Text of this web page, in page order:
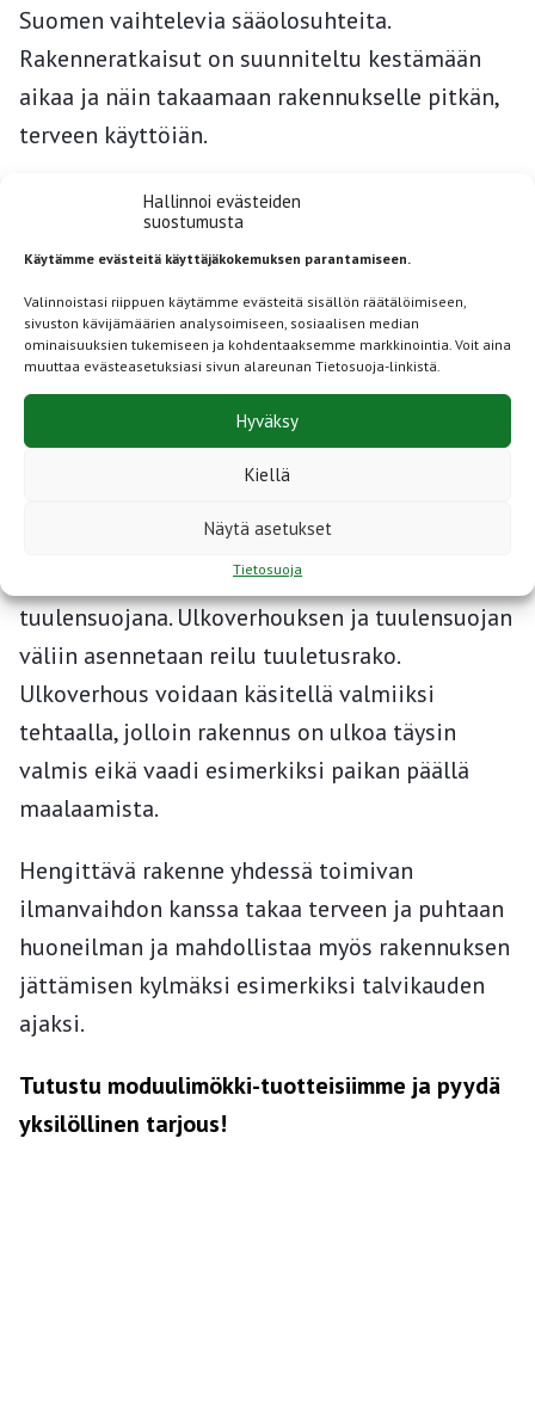
Hallinnoi evästeiden
suostumusta
Käytämme evästeitä käyttäjäkokemuksen parantamiseen.
Valinnoistasi riippuen käytämme evästeitä sisällön räätälöimiseen,
sivuston kävijämäärien analysoimiseen, sosiaalisen median
ominaisuuksien tukemiseen ja kohdentaaksemme markkinointia. Voit aina
muuttaa evästeasetuksiasi sivun alareunan Tietosuoja-linkistä.
Hyväksy
Kiellä
Näytä asetukset
Tietosuoja
Suomen vaihtelevia sääolosuhteita.
Rakenneratkaisut on suunniteltu kestämään
aikaa ja näin takaamaan rakennukselle pitkän,
terveen käyttöiän.
Materiaalivalinnoissa panostetaan kestäviin,
ekologisiin materiaaleihin. Tästä syystä
käytämme kaikissa toimittamissamme
moduulirakennuksissa eristeenä
puukuitueristettä, joka on paitsi kotimainen
tuote, myös ekologinen ja hengittävä
materiaali. Rakennuksen ilmantiiveys
toteutetaan huolellisesti ilmansulkupaperilla,
Rungon ja ulkoverhouksen väliin asennetaan
25 mm paksu hengittävä runkolevy, joka toimii
tuulensuojana. Ulkoverhouksen ja tuulensuojan
väliin asennetaan reilu tuuletusrako.
Ulkoverhous voidaan käsitellä valmiiksi
tehtaalla, jolloin rakennus on ulkoa täysin
valmis eikä vaadi esimerkiksi paikan päällä
maalaamista.
Hengittävä rakenne yhdessä toimivan
ilmanvaihdon kanssa takaa terveen ja puhtaan
huoneilman ja mahdollistaa myös rakennuksen
jättämisen kylmäksi esimerkiksi talvikauden
ajaksi.
Tutustu moduulimökki-tuotteisiimme ja pyydä
yksilöllinen tarjous!